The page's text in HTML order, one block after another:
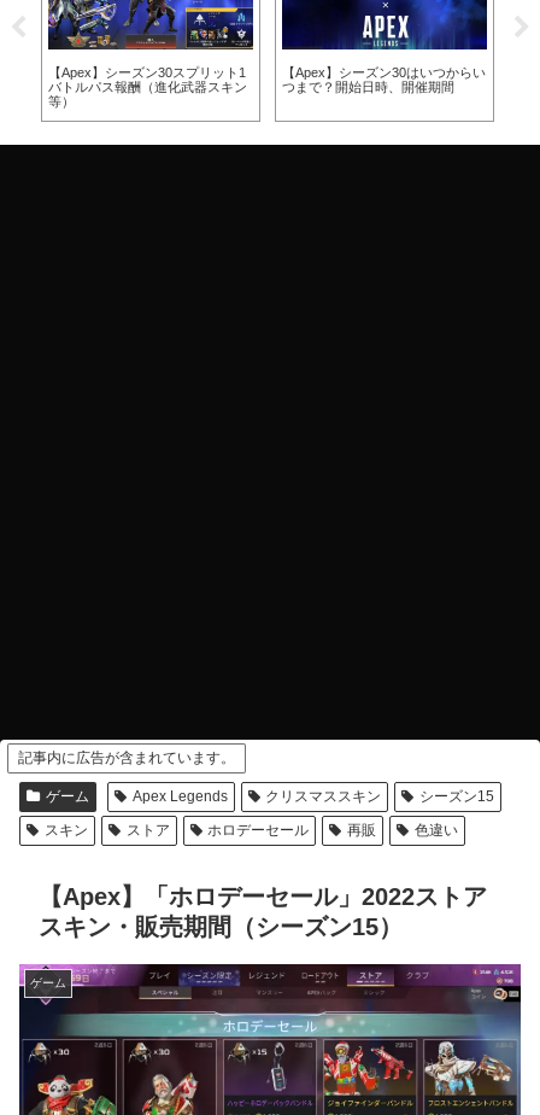
【Apex】シーズン30スプリット1
バトルパス報酬（進化武器スキン
等）
【Apex】シーズン30はいつからい
つまで？開始日時、開催期間
記事内に広告が含まれています。
ゲーム Apex Legends クリスマススキン
シーズン15
スキン
ストア ホロデーセール 再販 色違い
【Apex】「ホロデーセール」2022ストア
スキン・販売期間（シーズン15）
ゲーム